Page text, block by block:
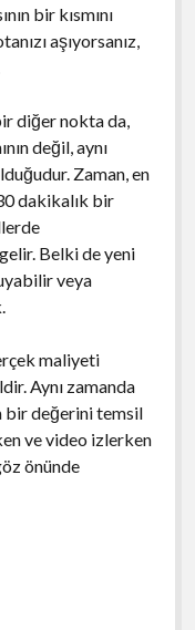
bir kısmını
aşıyorsanız,
diğer nokta da,
değil, aynı
Zaman, en
dakikalık bir
Belki de yeni
veya
maliyeti
Aynı zamanda
bir değerini temsil
ve video izlerken
önünde